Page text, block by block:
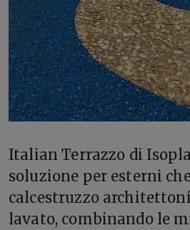
Italian Terrazzo di
soluzione per esterni
calcestruzzo
lavato, combinando le